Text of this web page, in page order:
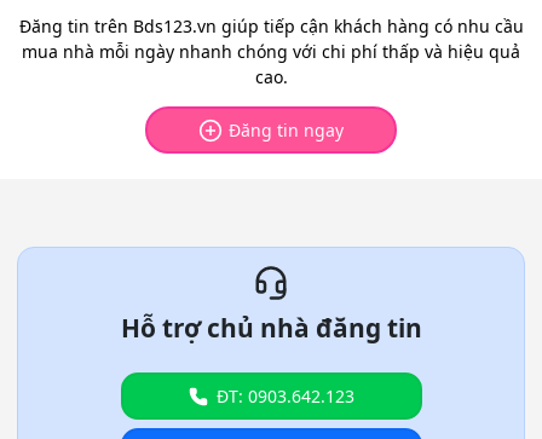
Đăng tin trên Bds123.vn giúp tiếp cận khách hàng có nhu cầu
mua nhà mỗi ngày nhanh chóng với chi phí thấp và hiệu quả
cao.
Đăng tin ngay
Hỗ trợ chủ nhà đăng tin
ĐT: 0903.642.123